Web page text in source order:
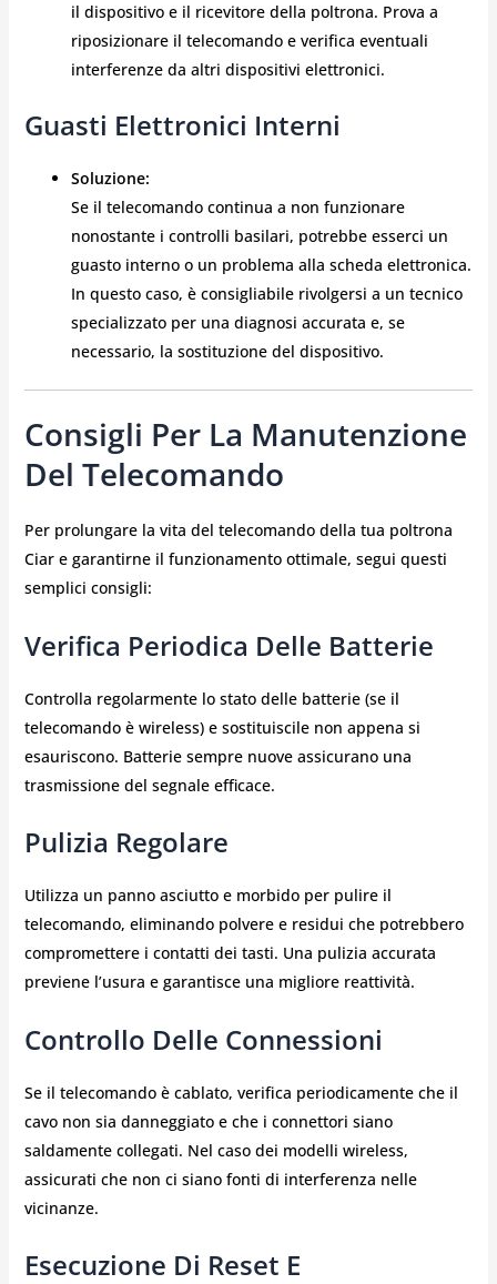
il dispositivo e il ricevitore della poltrona. Prova a
riposizionare il telecomando e verifica eventuali
interferenze da altri dispositivi elettronici.
Guasti Elettronici Interni
Soluzione:
Se il telecomando continua a non funzionare
nonostante i controlli basilari, potrebbe esserci un
guasto interno o un problema alla scheda elettronica.
In questo caso, è consigliabile rivolgersi a un tecnico
specializzato per una diagnosi accurata e, se
necessario, la sostituzione del dispositivo.
Consigli Per La Manutenzione
Del Telecomando
Per prolungare la vita del telecomando della tua poltrona
Ciar e garantirne il funzionamento ottimale, segui questi
semplici consigli:
Verifica Periodica Delle Batterie
Controlla regolarmente lo stato delle batterie (se il
telecomando è wireless) e sostituiscile non appena si
esauriscono. Batterie sempre nuove assicurano una
trasmissione del segnale efficace.
Pulizia Regolare
Utilizza un panno asciutto e morbido per pulire il
telecomando, eliminando polvere e residui che potrebbero
compromettere i contatti dei tasti. Una pulizia accurata
previene l’usura e garantisce una migliore reattività.
Controllo Delle Connessioni
Se il telecomando è cablato, verifica periodicamente che il
cavo non sia danneggiato e che i connettori siano
saldamente collegati. Nel caso dei modelli wireless,
assicurati che non ci siano fonti di interferenza nelle
vicinanze.
Esecuzione Di Reset E